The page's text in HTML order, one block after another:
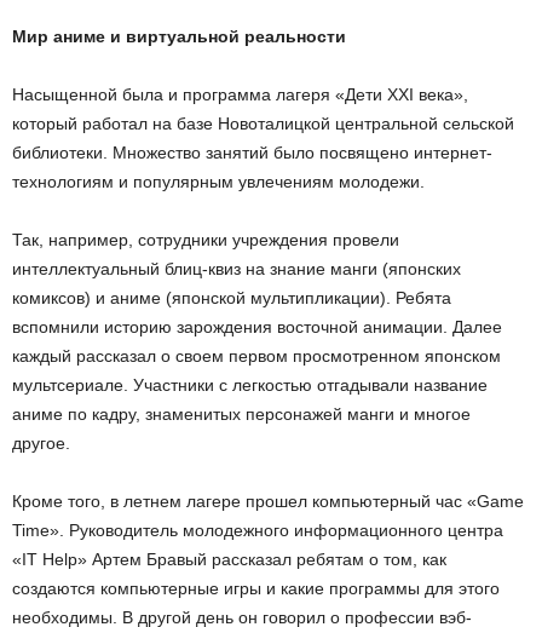
Мир аниме и виртуальной реальности
Насыщенной была и программа лагеря «Дети XXI века»,
который работал на базе Новоталицкой центральной сельской
библиотеки. Множество занятий было посвящено интернет-
технологиям и популярным увлечениям молодежи.
Так, например, сотрудники учреждения провели
интеллектуальный блиц-квиз на знание манги (японских
комиксов) и аниме (японской мультипликации). Ребята
вспомнили историю зарождения восточной анимации. Далее
каждый рассказал о своем первом просмотренном японском
мультсериале. Участники с легкостью отгадывали название
аниме по кадру, знаменитых персонажей манги и многое
другое.
Кроме того, в летнем лагере прошел компьютерный час «Game
Time». Руководитель молодежного информационного центра
«IT Help» Артем Бравый рассказал ребятам о том, как
создаются компьютерные игры и какие программы для этого
необходимы. В другой день он говорил о профессии вэб-